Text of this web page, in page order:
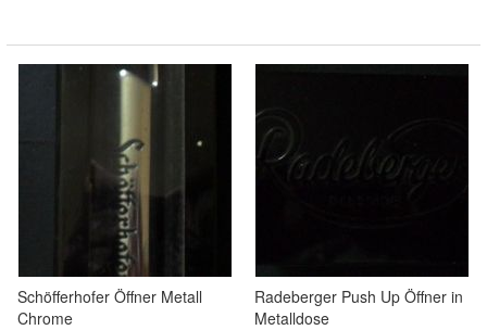
Schöfferhofer Öffner Metall
Chrome
Radeberger Push Up Öffner in
Metalldose